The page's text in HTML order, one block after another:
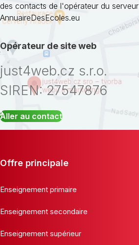
des contacts de l'opérateur du serveur
AnnuaireDesEcoles.eu
Opérateur de site web
just4web.cz s.r.o.
SIREN: 27547876
Aller au contact
Offre principale
Enseignement primaire
Enseignement secondaire
Enseignement supérieur